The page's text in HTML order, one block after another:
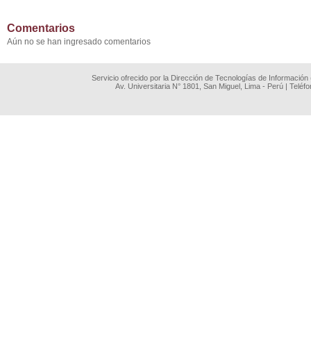
Comentarios
Aún no se han ingresado comentarios
Servicio ofrecido por la Dirección de Tecnologías de
Av. Universitaria N° 1801, San Miguel, Lima - Perú |